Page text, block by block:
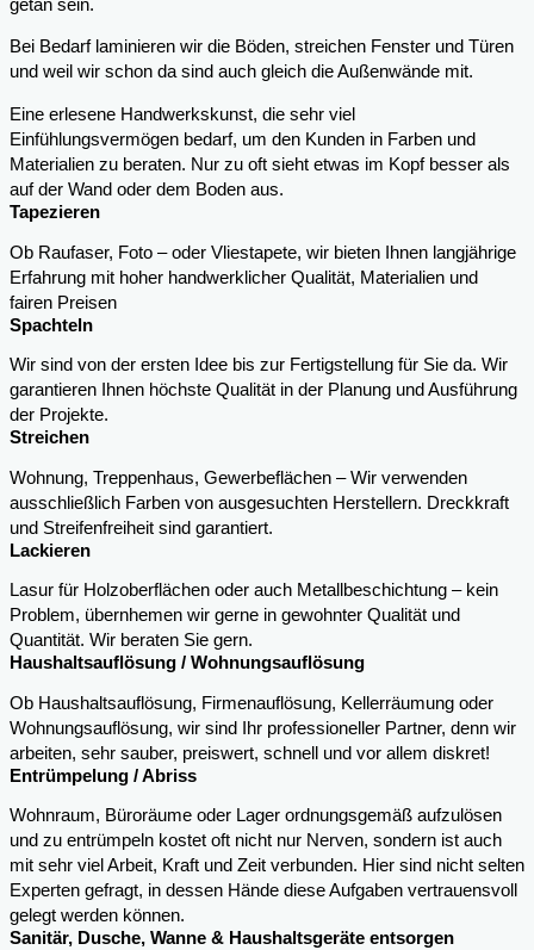
getan sein.
Bei Bedarf laminieren wir die Böden, streichen Fenster und Türen
und weil wir schon da sind auch gleich die Außenwände mit.
Eine erlesene Handwerkskunst, die sehr viel
Einfühlungsvermögen bedarf, um den Kunden in Farben und
Materialien zu beraten. Nur zu oft sieht etwas im Kopf besser als
auf der Wand oder dem Boden aus.
Tapezieren
Ob Raufaser, Foto – oder Vliestapete, wir bieten Ihnen langjährige
Erfahrung mit hoher handwerklicher Qualität, Materialien und
fairen Preisen
Spachteln
Wir sind von der ersten Idee bis zur Fertigstellung für Sie da. Wir
garantieren Ihnen höchste Qualität in der Planung und Ausführung
der Projekte.
Streichen
Wohnung, Treppenhaus, Gewerbeflächen – Wir verwenden
ausschließlich Farben von ausgesuchten Herstellern. Dreckkraft
und Streifenfreiheit sind garantiert.
Lackieren
Lasur für Holzoberflächen oder auch Metallbeschichtung – kein
Problem, übernhemen wir gerne in gewohnter Qualität und
Quantität. Wir beraten Sie gern.
Haushaltsauflösung / Wohnungsauflösung
Ob Haushaltsauflösung, Firmenauflösung, Kellerräumung oder
Wohnungsauflösung, wir sind Ihr professioneller Partner, denn wir
arbeiten, sehr sauber, preiswert, schnell und vor allem diskret!
Entrümpelung / Abriss
Wohnraum, Büroräume oder Lager ordnungsgemäß aufzulösen
und zu entrümpeln kostet oft nicht nur Nerven, sondern ist auch
mit sehr viel Arbeit, Kraft und Zeit verbunden. Hier sind nicht selten
Experten gefragt, in dessen Hände diese Aufgaben vertrauensvoll
gelegt werden können.
Sanitär, Dusche, Wanne & Haushaltsgeräte entsorgen